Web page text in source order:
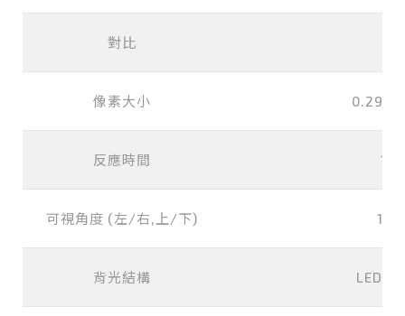
對比
像素大小
反應時間 10
可視角度 (左/右,上/下)
背光結構 LED